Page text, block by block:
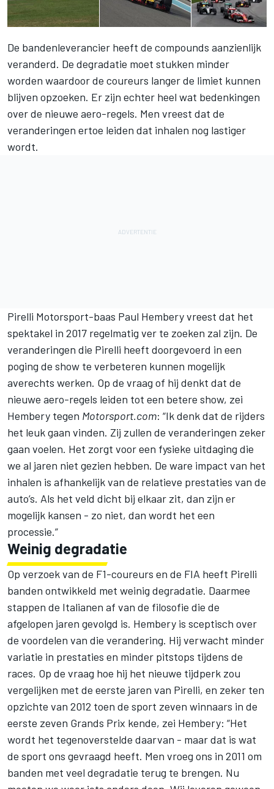
De bandenleverancier heeft de compounds aanzienlijk
veranderd. De degradatie moet stukken minder
worden waardoor de coureurs langer de limiet kunnen
blijven opzoeken. Er zijn echter heel wat bedenkingen
over de nieuwe aero-regels. Men vreest dat de
veranderingen ertoe leiden dat inhalen nog lastiger
wordt.
Pirelli Motorsport-baas Paul Hembery vreest dat het
spektakel in 2017 regelmatig ver te zoeken zal zijn. De
veranderingen die Pirelli heeft doorgevoerd in een
poging de show te verbeteren kunnen mogelijk
averechts werken. Op de vraag of hij denkt dat de
nieuwe aero-regels leiden tot een betere show, zei
Hembery tegen Motorsport.com: “Ik denk dat de rijders
het leuk gaan vinden. Zij zullen de veranderingen zeker
gaan voelen. Het zorgt voor een fysieke uitdaging die
we al jaren niet gezien hebben. De ware impact van het
inhalen is afhankelijk van de relatieve prestaties van de
auto’s. Als het veld dicht bij elkaar zit, dan zijn er
mogelijk kansen - zo niet, dan wordt het een
processie.”
Weinig degradatie
Op verzoek van de F1-coureurs en de FIA heeft Pirelli
banden ontwikkeld met weinig degradatie. Daarmee
stappen de Italianen af van de filosofie die de
afgelopen jaren gevolgd is. Hembery is sceptisch over
de voordelen van die verandering. Hij verwacht minder
variatie in prestaties en minder pitstops tijdens de
races. Op de vraag hoe hij het nieuwe tijdperk zou
vergelijken met de eerste jaren van Pirelli, en zeker ten
opzichte van 2012 toen de sport zeven winnaars in de
eerste zeven Grands Prix kende, zei Hembery: “Het
wordt het tegenoverstelde daarvan - maar dat is wat
de sport ons gevraagd heeft. Men vroeg ons in 2011 om
banden met veel degradatie terug te brengen. Nu